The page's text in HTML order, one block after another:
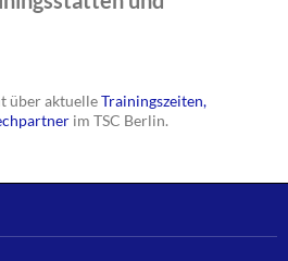
über aktuelleTrainingszeiten,
im TSC Berlin.